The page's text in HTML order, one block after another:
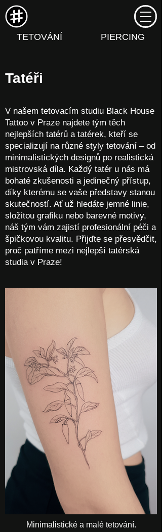
TETOVÁNÍ PIERCING
Tatéři
V našem tetovacím studiu Black House
Tattoo v Praze najdete tým těch
nejlepších tatérů a tatérek, kteří se
specializují na různé styly tetování – od
minimalistických designů po realistická
mistrovská díla. Každý tatér u nás má
bohaté zkušenosti a jedinečný přístup,
díky kterému se vaše představy stanou
skutečností. Ať už hledáte jemné linie,
složitou grafiku nebo barevné motivy,
náš tým vám zajistí profesionální péči a
špičkovou kvalitu. Přijďte se přesvědčit,
proč patříme mezi nejlepší tatérská
studia v Praze!
Minimalistické a malé tetování.